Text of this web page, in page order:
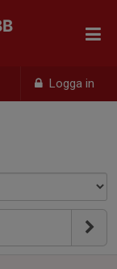
Logga in